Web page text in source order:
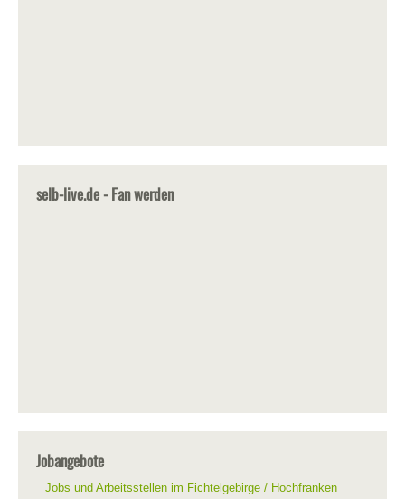
selb-live.de - Fan werden
Jobangebote
Jobs und Arbeitsstellen im Fichtelgebirge / Hochfranken